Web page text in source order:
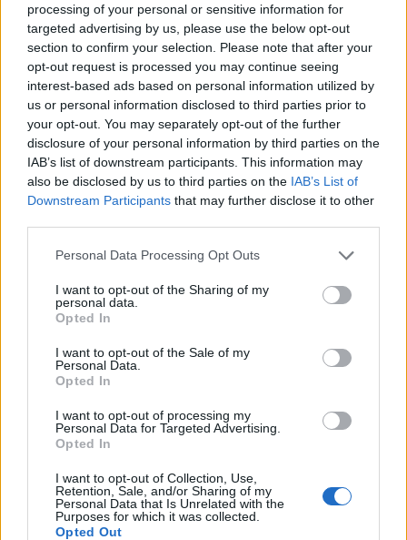
processing of your personal or sensitive information for
targeted advertising by us, please use the below opt-out
section to confirm your selection. Please note that after your
opt-out request is processed you may continue seeing
interest-based ads based on personal information utilized by
us or personal information disclosed to third parties prior to
your opt-out. You may separately opt-out of the further
disclosure of your personal information by third parties on the
IAB’s list of downstream participants. This information may
also be disclosed by us to third parties on the IAB’s List of
Downstream Participants that may further disclose it to other
Personal Data Processing Opt Outs
I want to opt-out of the Sharing of my
personal data.
Opted In
I want to opt-out of the Sale of my
Personal Data.
Opted In
I want to opt-out of processing my
Personal Data for Targeted Advertising.
Opted In
I want to opt-out of Collection, Use,
Retention, Sale, and/or Sharing of my
Personal Data that Is Unrelated with the
Purposes for which it was collected.
Opted Out
δασικών πυρκαγιών, οι πολίτες μπορούν να επισκεφθούν
την ιστοσελίδα της Γενικής Γραμματείας Πολιτικής
Προστασίας στην ηλεκτρονική διεύθυνση
civilprotection.gov.gr.
ΠΟΛΙΤΙΚΗ ΠΡΟΣΤΑΣΙΑ ΧΑΡΤΗΣ ΕΠΙΚΙΝΔΥΝΟΤΗΤΑΣ
https://civilprotection.gov.gr/arxeio-imerision-xartwn
ΠΟΛΙΤΙΚΗ ΠΡΟΣΤΑΣΙΑ ΟΔΗΓΙΕΣ
https://civilprotection.gov.gr/odigies-prostasias/dasikes-
pyrkagies
ΠΟΛΙΤΙΚΗ ΠΡΟΣΤΑΣΙΑ ΔΗΜΟΥ ΚΟΜΟΤΗΝΗΣ
https://komotini.gr/dioikisi-kai-ilektroniki-
diakybernisi/politiki-prostasia
Call Center
25313-52400